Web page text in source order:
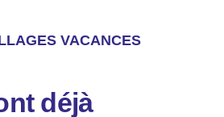
VACANCES
déjà